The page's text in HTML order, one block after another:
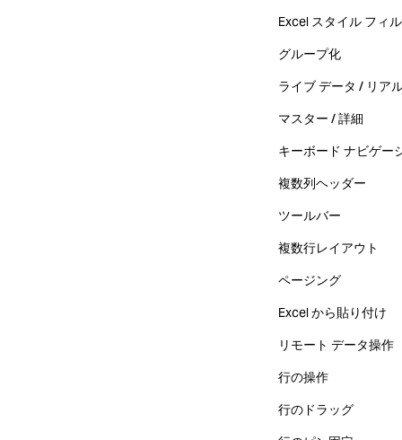
Excel スタイル フィ
グループ化
ライブ データ / リア
マスター / 詳細
キーボード ナビゲー
複数列ヘッダー
ツールバー
複数行レイアウト
ページング
Excel から貼り付け
リモート データ操作
行の操作
行のドラッグ